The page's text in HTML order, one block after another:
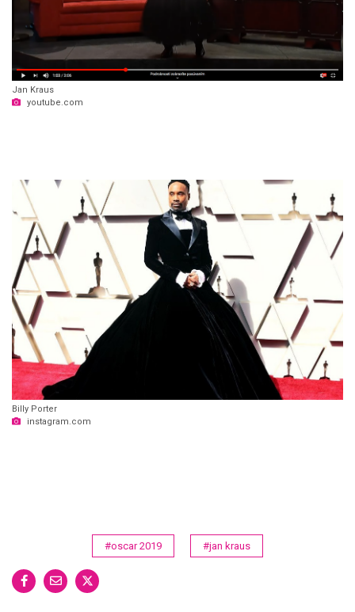
Jan Kraus
youtube.com
Billy Porter
instagram.com
#oscar 2019 #jan kraus